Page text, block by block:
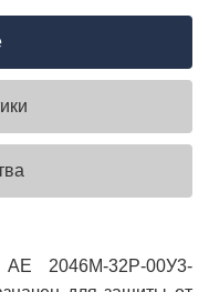
АЕ 2046М-32Р-00У3-